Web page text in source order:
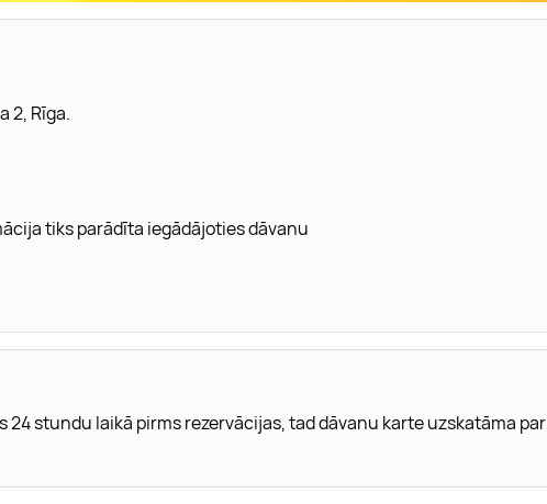
2, Rīga.
tiks parādīta iegādājoties dāvanu
24 stundu laikā pirms rezervācijas, tad dāvanu karte uzskatāma par